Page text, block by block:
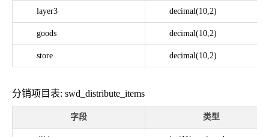
layer3 decimal(10,2)
goods decimal(10,2)
store decimal(10,2)
分销项目表: swd_distribute_items
字段 类型